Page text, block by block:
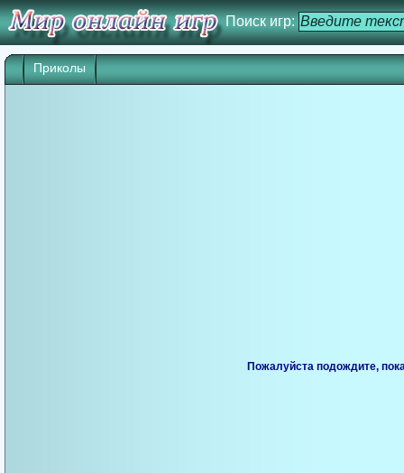
Поиск игр:
Приколы
Игра начнется через 25 сек. Кликните